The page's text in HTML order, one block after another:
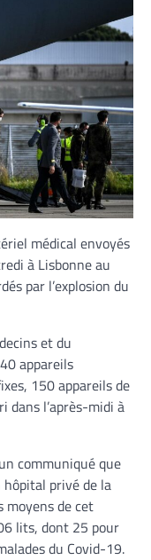
médical envoyés
à Lisbonne au
par l’explosion du
et du
appareils
150 appareils de
dans l’après-midi à
communiqué que
hôpital privé de la
moyens de cet
lits, dont 25 pour
du Covid-19.